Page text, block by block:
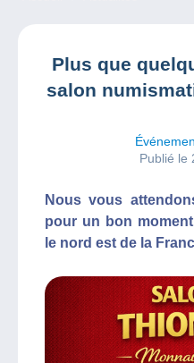
Plus que
salon
Publié le
Nous vous
pour un bon
le nord est de la